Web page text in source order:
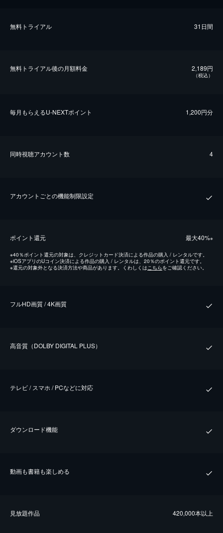
無料トライアル 31日間
無料トライアル後の⽉額料金 2,189円
（税込）
毎⽉もらえるU-NEXTポイント 1,200円分
同時視聴アカウント数 4
アカウントごとの機能制限設定
ポイント還元 最⼤40%※
※40％ポイント還元の対象は、クレジットカード決済による作品の購入 / レンタルです。
※iOSアプリのUコイン決済による作品の購入 / レンタルは、20％のポイント還元です。
※還元の対象外となる決済方法や商品があります。くわしくはこちらをご確認ください。
フルHD画質 / 4K画質
⾼⾳質（DOLBY DIGITAL PLUS）
テレビ / スマホ / PCなどに対応
ダウンロード機能
動画も書籍も楽しめる
⾒放題作品 420,000本以上